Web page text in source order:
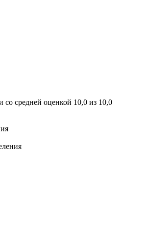
со средней оценкой 10,0 из 10,0